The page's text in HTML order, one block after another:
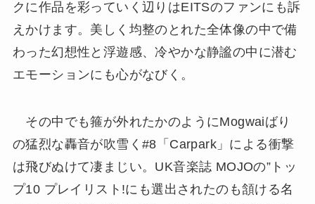
クに作品を彩っていく辺りはEITSのファンにも訴
えかけます。美しく均整のとれた全体像の中で備
わった幻想性と浮遊感、冷やかな静謐の中に潜む
エモーションにも心がなびく。
その中でも箍が外れたかのようにMogwaiばり
の猛烈な轟音が吹雪く#8「Carpark」による衝撃
は飛びぬけて凄まじい。UK音楽誌 MOJOの”トッ
プ10 プレイリスト!にも選出されたのも頷ける名